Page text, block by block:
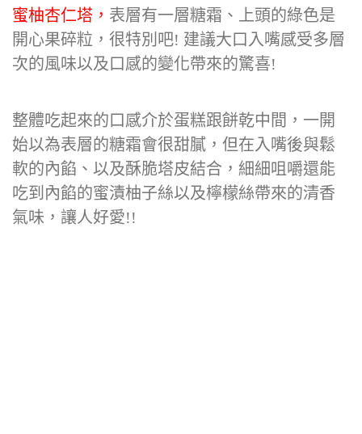
蜜柚杏仁塔， 表層有一層糖霜、上頭的綠色是
開心果碎粒，很特別吧! 建議大口入嘴感受多層
次的風味以及口感的變化帶來的驚喜!
整體吃起來的口感介於蛋糕跟餅乾中間，一開
始以為表層的糖霜會很甜膩，但在入嘴後與鬆
軟的內餡、以及酥脆塔皮結合，細細咀嚼還能
吃到內餡的蜜漬柚子絲以及檸檬絲帶來的清香
氣味，讓人好愛!!